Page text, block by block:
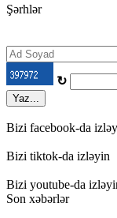
Şərhlər
↻
Yaz...
Bizi facebook-da
Bizi tiktok-da izləyin
Bizi youtube-da
Son xəbərlər